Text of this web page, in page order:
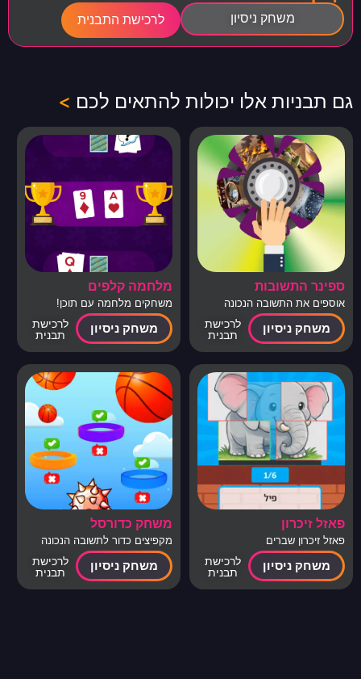
משחק ניסיון לרכישת התבנית
גם תבניות אלו יכולות להתאים לכם >
ספינר התשובות
אוספים את התשובה הנכונה
משחק ניסיון
לרכישת
תבנית
מלחמה קלפים
משחקים מלחמה עם תוכן!
משחק ניסיון
לרכישת
תבנית
פאזל זיכרון
פאזל זיכרון שברים
משחק ניסיון
לרכישת
תבנית
משחק כדורסל
מקפיצים כדור לתשובה הנכונה
(נכון לא נכון)
משחק ניסיון
לרכישת
תבנית